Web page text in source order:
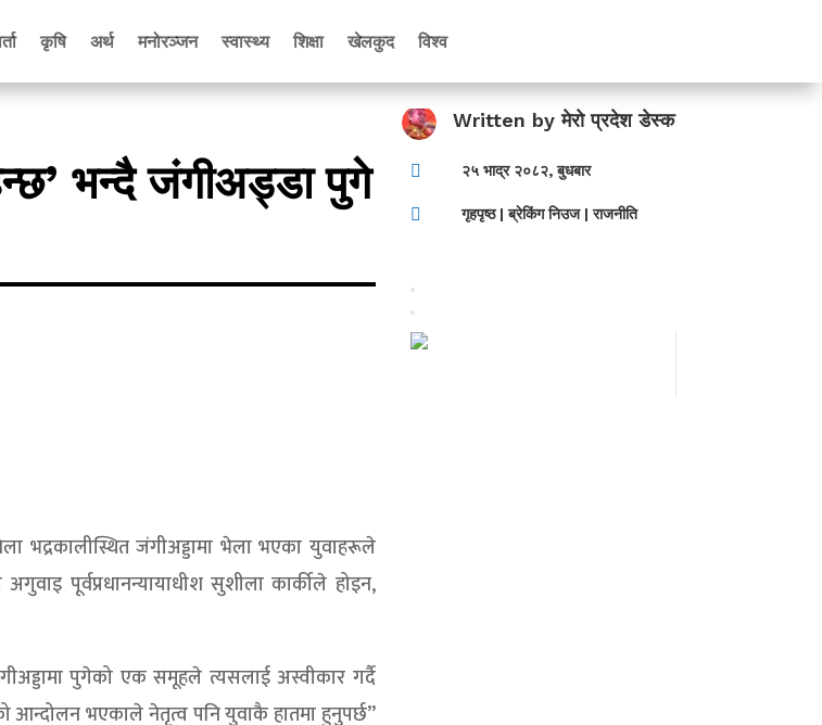
कृषि अर्थ मनोरञ्जन स्वास्थ्य शिक्षा खेलकुद विश्व
भन्दै जंगीअड्डा पुगे
Written byमेरो प्रदेश डेस्क
 २५ भाद्र २०८२, बुधबार
 गृहपृष्ठ|ब्रेकिंग निउज|राजनीति
भद्रकालीस्थित जंगीअड्डामा भेला भएका युवाहरूले
पूर्वप्रधानन्यायाधीश सुशीला कार्कीले होइन,
पुगेको एक समूहले त्यसलाई अस्वीकार गर्दै
आन्दोलन भएकाले नेतृत्व पनि युवाकै हातमा हुनुपर्छ”